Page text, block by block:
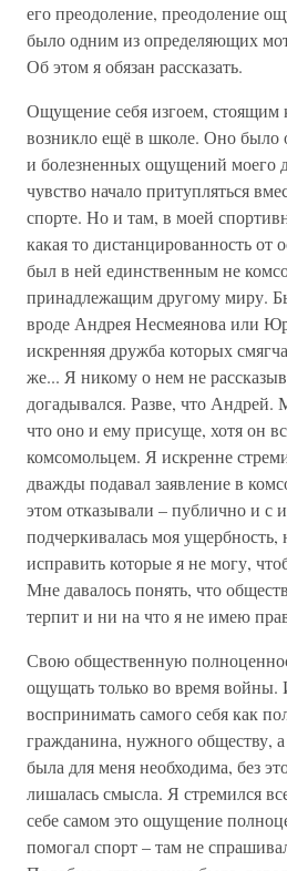
его преодоление, преодоление
было одним из определяющих
Об этом я обязан рассказать.
Ощущение себя изгоем, стоящим
возникло ещё в школе. Оно было
и болезненных ощущений моего
чувство начало притупляться
спорте. Но и там, в моей
какая то дистанцированность от
был в ней единственным не
принадлежащим другому миру.
вроде Андрея Несмеянова или
искренняя дружба которых
же... Я никому о нем не
догадывался. Разве, что Андрей.
что оно и ему присуще, хотя он
комсомольцем. Я искренне
дважды подавал заявление в
этом отказывали – публично и с
подчеркивалась моя ущербность,
исправить которые я не могу,
Мне давалось понять, что
терпит и ни на что я не имею
Свою общественную
ощущать только во время войны.
воспринимать самого себя как
гражданина, нужного обществу,
была для меня необходима, без
лишалась смысла. Я стремился
себе самом это ощущение
помогал спорт – там не